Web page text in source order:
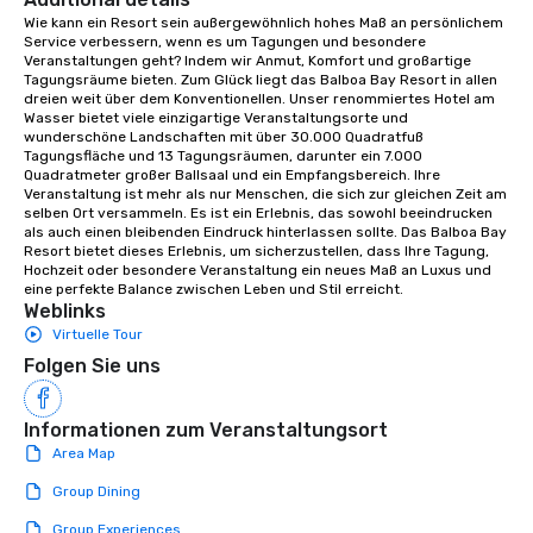
aesthetic excellence of your venue. ►
Bespoke Curation: From solo "Noir"
pianists to full "Big Band" Pop Nouveau
orchestras. Versatile Repertoire: A
library of hundreds of modern hits
rearranged with syncopation, swing,
and soul. ► Visual Sophistication: Our
performers reflect the "Nouveau"
aesthetic—classic elegance with a
modern edge. By choosing Pop
Nouveau Jazz, you aren't just booking
a band; you are securing an
immersive experience. We specialize
the music is sophisticated enough for
cocktails and conversation, yet
infectious enough to keep guests
engaged and energized throughout
decades of experience performing at
weddings all over the planet! We are
Wie kann ein Resort sein außergewöhnlich hohes Maß an persönlichem
Service verbessern, wenn es um Tagungen und besondere
Veranstaltungen geht? Indem wir Anmut, Komfort und großartige
Tagungsräume bieten. Zum Glück liegt das Balboa Bay Resort in allen
dreien weit über dem Konventionellen. Unser renommiertes Hotel am
Wasser bietet viele einzigartige Veranstaltungsorte und
wunderschöne Landschaften mit über 30.000 Quadratfuß
Tagungsfläche und 13 Tagungsräumen, darunter ein 7.000
Quadratmeter großer Ballsaal und ein Empfangsbereich. Ihre
Veranstaltung ist mehr als nur Menschen, die sich zur gleichen Zeit am
selben Ort versammeln. Es ist ein Erlebnis, das sowohl beeindrucken
als auch einen bleibenden Eindruck hinterlassen sollte. Das Balboa Bay
Resort bietet dieses Erlebnis, um sicherzustellen, dass Ihre Tagung,
Hochzeit oder besondere Veranstaltung ein neues Maß an Luxus und
eine perfekte Balance zwischen Leben und Stil erreicht.
Weblinks
Virtuelle Tour
Folgen Sie uns
Informationen zum Veranstaltungsort
Area Map
Group Dining